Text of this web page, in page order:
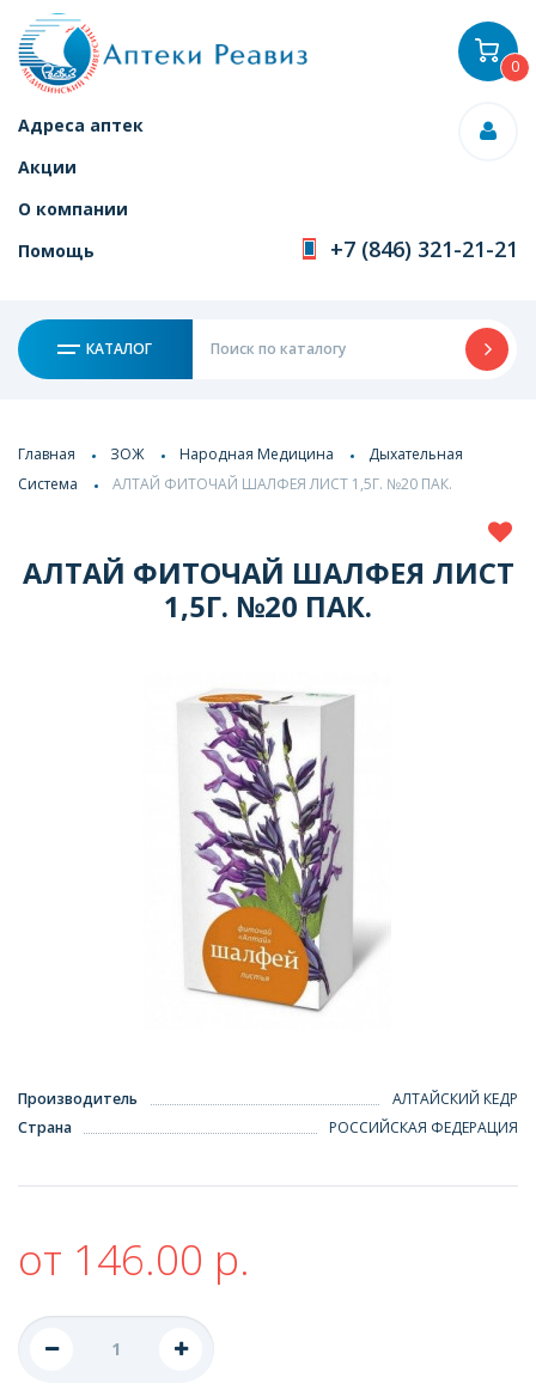
Адреса аптек
Акции
О компании
Помощь
+7 (846) 321-21-21
КАТАЛОГ
0
Главная ЗОЖ Народная Медицина
Дыхательная
Система
АЛТАЙ ФИТОЧАЙ ШАЛФЕЯ ЛИСТ 1,5Г. №20 ПАК.
АЛТАЙ ФИТОЧАЙ ШАЛФЕЯ ЛИСТ
1,5Г. №20 ПАК.
Производитель
АЛТАЙСКИЙ КЕДР
Страна
РОССИЙСКАЯ ФЕДЕРАЦИЯ
от 146.00 р.